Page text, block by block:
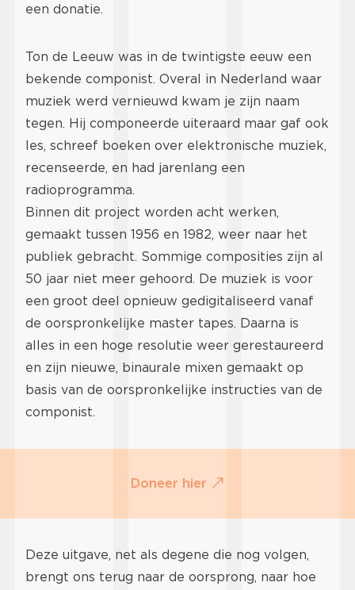
een donatie.
Ton de Leeuw was in de twintigste eeuw een
bekende componist. Overal in Nederland waar
muziek werd vernieuwd kwam je zijn naam
tegen. Hij componeerde uiteraard maar gaf ook
les, schreef boeken over elektronische muziek,
recenseerde, en had jarenlang een
radioprogramma.
Binnen dit project worden acht werken,
gemaakt tussen 1956 en 1982, weer naar het
publiek gebracht. Sommige composities zijn al
50 jaar niet meer gehoord. De muziek is voor
een groot deel opnieuw gedigitaliseerd vanaf
de oorspronkelijke master tapes. Daarna is
alles in een hoge resolutie weer gerestaureerd
en zijn nieuwe, binaurale mixen gemaakt op
basis van de oorspronkelijke instructies van de
componist.
Doneer hier
Deze uitgave, net als degene die nog volgen,
brengt ons terug naar de oorsprong, naar hoe